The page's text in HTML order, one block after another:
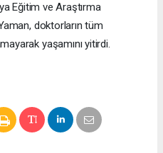
Eğitim ve Araştırma
doktorların tüm
yaşamını yitirdi.